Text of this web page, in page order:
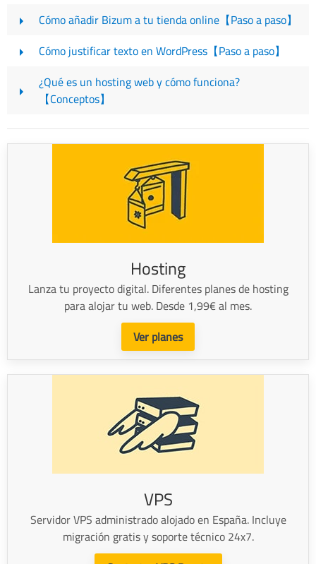
Cómo añadir Bizum a tu tienda online【Paso a paso】
Cómo justificar texto en WordPress【Paso a paso】
¿Qué es un hosting web y cómo funciona?
【Conceptos】
Hosting
Lanza tu proyecto digital. Diferentes planes de hosting
para alojar tu web. Desde 1,99€ al mes.
Ver planes
VPS
Servidor VPS administrado alojado en España. Incluye
migración gratis y soporte técnico 24x7.